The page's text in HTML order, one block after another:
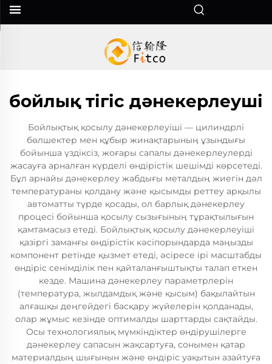
бойлық тігіс дәнекерлеуші
Бойлықтық қосылу дәнекерлеуіші — цилиндрлі
бөлшектер мен құбыр жинақтарының ұзындығы
бойынша үздіксіз, жоғары сапалы дәнекерлеулерді
жасауға арналған күрделі өндірістік шешімді көрсетеді.
Бұл арнайы дәнекерлеу жабдығы металдың жиегін дәл
температураны қолдану және қысымды реттеу арқылы
автоматты түрде қосады, ол барлық дәнекерлеу
процесі бойынша қосылу сызығының тұрақтылығын
қамтамасыз етеді. Бойлықтық қосылу дәнекерлеуіші
қазіргі заманғы өндірістік кәсіпорындарда маңызды
компонент ретінде қызмет етеді, әсіресе ірі масштабды
өндіріс сенімділік пен қайталанғыштықты талап еткен
кезде. Машина дәнекерлеу параметрлерін
(температура, жылдамдық және қысым) бақылайтын
алғашқы деңгейдегі басқару жүйелерін қолданады,
олар жұмыс кезінде оптималды шарттарды сақтайды.
Осы технологиялық мүмкіндіктер өндірушілерге
дәнекерлеу сапасын жақсартуға, сонымен қатар
материалдың шығынын және өндіріс уақытын азайтуға